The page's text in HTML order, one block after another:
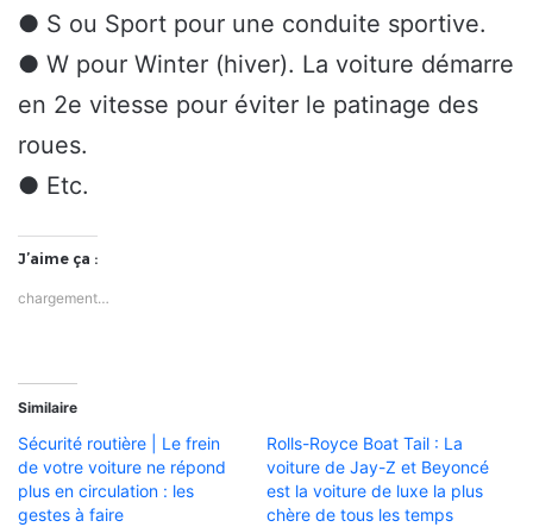
● S ou Sport pour une conduite sportive.
● W pour Winter (hiver). La voiture démarre
en 2e vitesse pour éviter le patinage des
roues.
● Etc.
J’aime ça :
chargement…
Similaire
Sécurité routière | Le frein
de votre voiture ne répond
plus en circulation : les
gestes à faire
Rolls-Royce Boat Tail : La
voiture de Jay-Z et Beyoncé
est la voiture de luxe la plus
chère de tous les temps